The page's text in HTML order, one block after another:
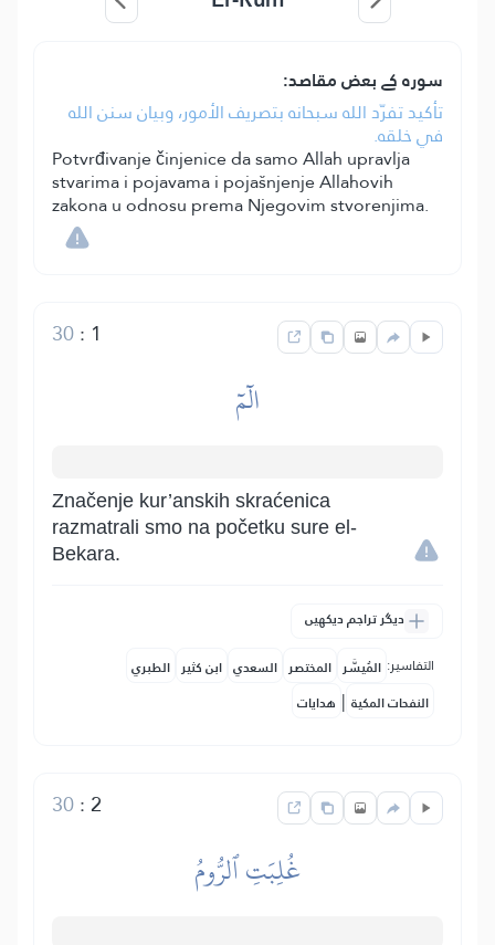
سورہ کے بعض مقاصد:
تأكيد تفرّد الله سبحانه بتصريف الأمور، وبيان سنن الله
في خلقه.
Potvrđivanje činjenice da samo Allah upravlja
stvarima i pojavama i pojašnjenje Allahovih
zakona u odnosu prema Njegovim stvorenjima.
1
:
30
الٓمٓ
Značenje kur’anskih skraćenica
razmatrali smo na početku sure el-
Bekara.
دیگر تراجم دیکھیں
التفاسير: المُيسَّر المختصر السعدي ابن كثير الطبري
النفحات المكية | هدايات
2
:
30
غُلِبَتِ ٱلرُّومُ